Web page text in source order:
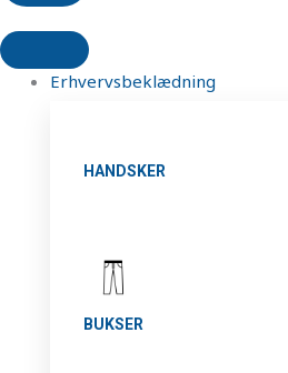
Erhvervsbeklædning
HANDSKER
BUKSER